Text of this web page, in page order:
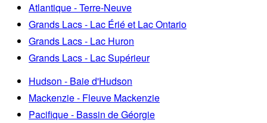
Atlantique - Terre-Neuve
Grands Lacs - Lac Érié et Lac Ontario
Grands Lacs - Lac Huron
Grands Lacs - Lac Supérieur
Hudson - Baie d'Hudson
Mackenzie - Fleuve Mackenzie
Pacifique - Bassin de Géorgie